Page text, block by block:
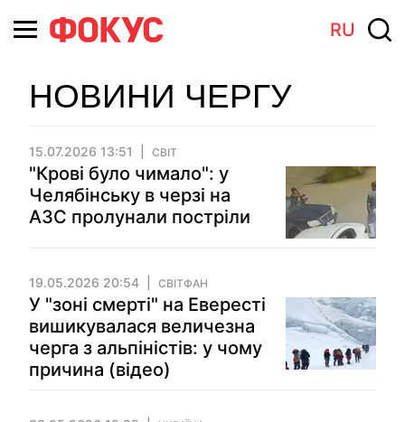
RU
НОВИНИ ЧЕРГУ
15.07.2026 13:51 СВІТ
"Крові було чимало": у
Челябінську в черзі на
АЗС пролунали постріли
19.05.2026 20:54 СВІТФАН
У "зоні смерті" на Евересті
вишикувалася величезна
черга з альпіністів: у чому
причина (відео)